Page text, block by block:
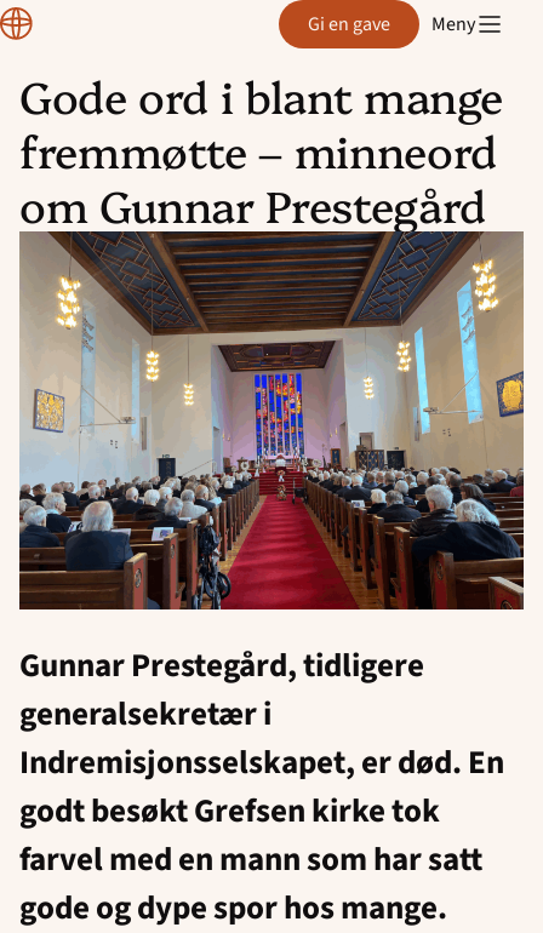
Hopp
til
innhold
Normisjon Gi en gave Meny
Gode ord i blant mange
fremmøtte – minneord
om Gunnar Prestegård
Gunnar Prestegård, tidligere
generalsekretær i
Indremisjonsselskapet, er død. En
godt besøkt Grefsen kirke tok
farvel med en mann som har satt
gode og dype spor hos mange.